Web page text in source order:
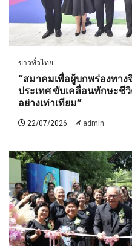
ข่าวทั่วไทย
“สมาคมเพื่อผู้บกพร่องทา
ประเทศ ขับเคลื่อนทักษะชี
อย่างเท่าเทียม”
22/07/2026 admin